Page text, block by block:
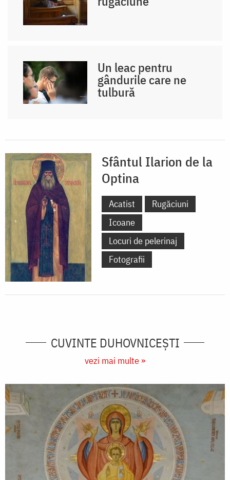
Un leac pentru
gândurile care ne
tulbură
Sfântul Ilarion de la
Optina
Acatist
Rugăciuni
Icoane
Locuri de pelerinaj
Fotografii
CUVINTE DUHOVNICEȘTI
vezi mai multe »